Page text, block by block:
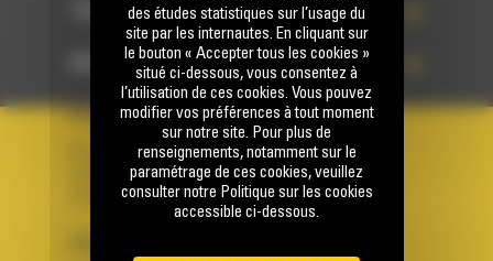
TECHNOLOGIES
ACCÈS RAPIDES
VOTRE COMPTE
Se connecter
Créer un compte
Votre avez besoin d'assistance avec votre compte ?
des études statistiques sur l’usage du
site par les internautes. En cliquant sur
le bouton « Accepter tous les cookies »
situé ci-dessous, vous consentez à
l’utilisation de ces cookies. Vous pouvez
modifier vos préférences à tout moment
sur notre site. Pour plus de
renseignements, notamment sur le
paramétrage de ces cookies, veuillez
consulter notre Politique sur les cookies
accessible ci-dessous.